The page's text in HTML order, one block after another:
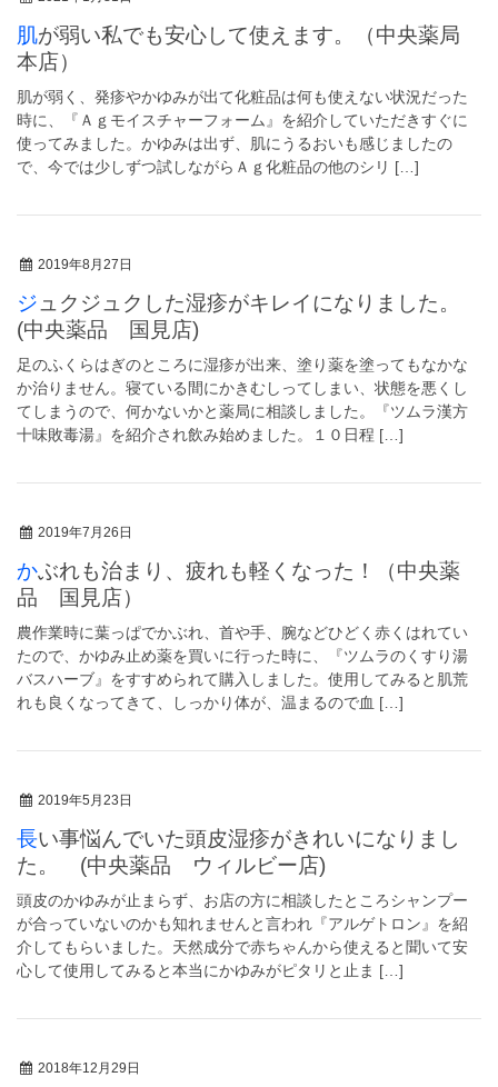
肌が弱い私でも安心して使えます。（中央薬局
本店）
肌が弱く、発疹やかゆみが出て化粧品は何も使えない状況だった
時に、『Ａｇモイスチャーフォーム』を紹介していただきすぐに
使ってみました。かゆみは出ず、肌にうるおいも感じましたの
で、今では少しずつ試しながらＡｇ化粧品の他のシリ […]
2019年8月27日
ジュクジュクした湿疹がキレイになりました。
(中央薬品 国見店)
足のふくらはぎのところに湿疹が出来、塗り薬を塗ってもなかな
か治りません。寝ている間にかきむしってしまい、状態を悪くし
てしまうので、何かないかと薬局に相談しました。『ツムラ漢方
十味敗毒湯』を紹介され飲み始めました。１０日程 […]
2019年7月26日
かぶれも治まり、疲れも軽くなった！（中央薬
品 国見店）
農作業時に葉っぱでかぶれ、首や手、腕などひどく赤くはれてい
たので、かゆみ止め薬を買いに行った時に、『ツムラのくすり湯
バスハーブ』をすすめられて購入しました。使用してみると肌荒
れも良くなってきて、しっかり体が、温まるので血 […]
2019年5月23日
長い事悩んでいた頭皮湿疹がきれいになりまし
た。 (中央薬品 ウィルビー店)
頭皮のかゆみが止まらず、お店の方に相談したところシャンプー
が合っていないのかも知れませんと言われ『アルゲトロン』を紹
介してもらいました。天然成分で赤ちゃんから使えると聞いて安
心して使用してみると本当にかゆみがピタリと止ま […]
2018年12月29日